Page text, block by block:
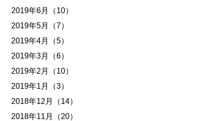
2019年6月（10）
2019年5月（7）
2019年4月（5）
2019年3月（6）
2019年2月（10）
2019年1月（3）
2018年12月（14）
2018年11月（20）